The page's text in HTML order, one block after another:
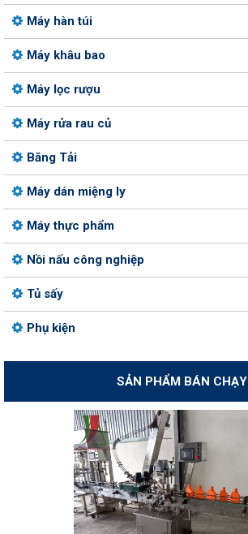
Máy hàn túi
Máy khâu bao
Máy lọc rượu
Máy rửa rau củ
Băng Tải
Máy dán miệng ly
Máy thực phẩm
Nồi nấu công nghiệp
Tủ sấy
Phụ kiện
SẢN PHẨM BÁN CHẠY